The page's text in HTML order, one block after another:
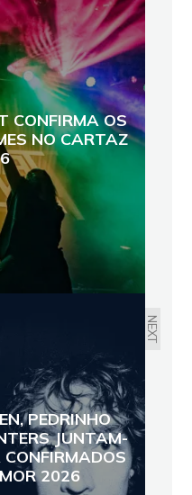
CONFIRMA OS
NO CARTAZ
NEXT
PEDRINHO
JUNTAM-
2026